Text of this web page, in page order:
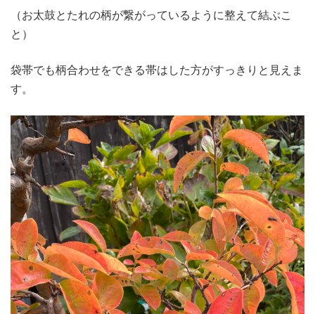
（お太鼓とたれの柄が繋がっているように整えて結ぶこ
と）
袋帯でも柄合わせをできる帯はした方がすっきりと見えま
す。